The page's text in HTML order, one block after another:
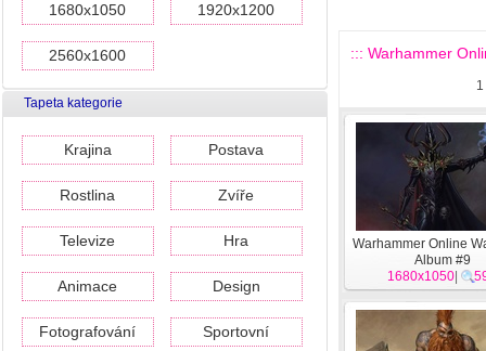
1680x1050 1920x1200
2560x1600
Tapeta kategorie
Krajina Postava
Rostlina Zvíře
Televize Hra
Animace Design
Fotografování Sportovní
::: Warhammer
1
Warhammer Online
Album #9
1680x1050